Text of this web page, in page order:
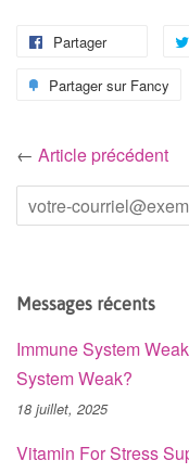
Partager
Partager sur Fancy
← Article précédent
Messages récents
Immune System
System Weak?
18 juillet, 2025
Vitamin For Stress